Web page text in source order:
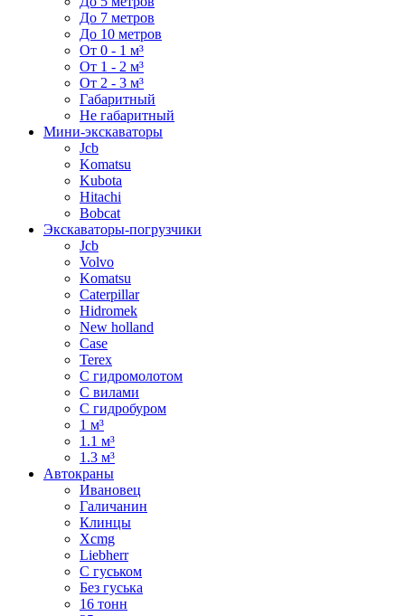
До 7 метров
До 10 метров
От 0 - 1 м³
От 1 - 2 м³
От 2 - 3 м³
Габаритный
Не габаритный
Мини-экскаваторы
Jcb
Komatsu
Kubota
Hitachi
Bobcat
Экскаваторы-погрузчики
Jcb
Volvo
Komatsu
Caterpillar
Hidromek
New holland
Case
Terex
С гидромолотом
С вилами
С гидробуром
1 м³
1.1 м³
1.3 м³
Автокраны
Ивановец
Галичанин
Клинцы
Xcmg
Liebherr
С гуськом
Без гуська
16 тонн